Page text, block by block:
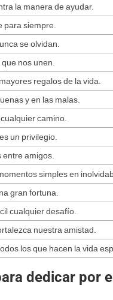
la manera de ayudar.
para siempre.
se olvidan.
nos unen.
regalos de la vida.
y en las malas.
camino.
un privilegio.
entre amigos.
simples en
gran fortuna.
cualquier desafío.
nuestra amistad.
los que hacen la vida
dedicar por